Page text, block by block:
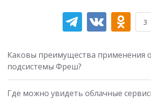
3
Каковы преимущества применения
подсистемы Фреш?
Где можно увидеть облачные